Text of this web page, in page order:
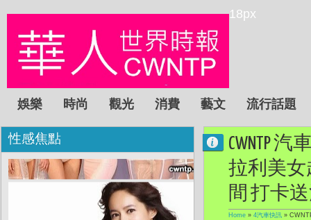
18px
娛樂 時尚 觀光 消費 藝文 流行話題
CWNTP
拉利美女
間 打卡
Home » 4汽車快訊 »
性感焦點